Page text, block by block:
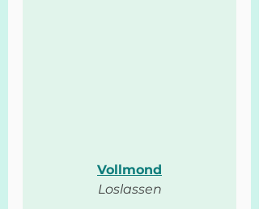
Vollmond
Loslassen